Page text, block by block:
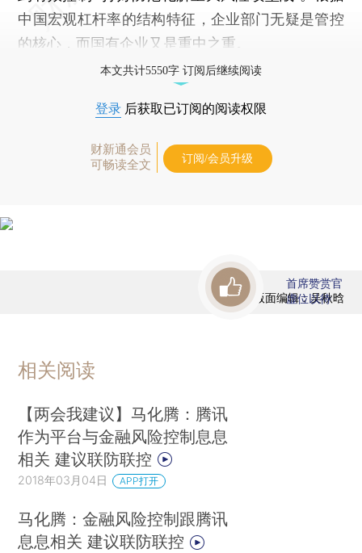
中国宏观杠杆率的结构特征，企业部门无疑是管控
的核心，而国有企业又是重中之重。
本文共计5550字 订阅后继续阅读
登录 后获取已订阅的阅读权限
财新通会员
可畅读全文
订阅/会员升级
版面编辑：吴秋晗
首席赞赏官
虚位以待
相关阅读
【两会我建议】马化腾：腾讯
作为平台与金融风险控制息息
相关 建议联防联控
2018年03月04日 APP打开
马化腾：金融风险控制跟腾讯
息息相关 建议联防联控